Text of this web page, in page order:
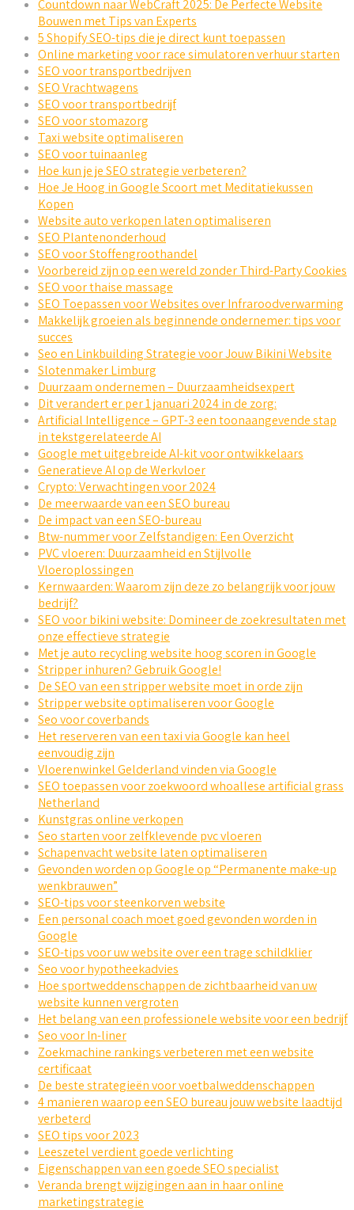
Countdown naar WebCraft 2025: De Perfecte Website
Bouwen met Tips van Experts
5 Shopify SEO-tips die je direct kunt toepassen
Online marketing voor race simulatoren verhuur starten
SEO voor transportbedrijven
SEO Vrachtwagens
SEO voor transportbedrijf
SEO voor stomazorg
Taxi website optimaliseren
SEO voor tuinaanleg
Hoe kun je je SEO strategie verbeteren?
Hoe Je Hoog in Google Scoort met Meditatiekussen
Kopen
Website auto verkopen laten optimaliseren
SEO Plantenonderhoud
SEO voor Stoffengroothandel
Voorbereid zijn op een wereld zonder Third-Party Cookies
SEO voor thaise massage
SEO Toepassen voor Websites over Infraroodverwarming
Makkelijk groeien als beginnende ondernemer: tips voor
succes
Seo en Linkbuilding Strategie voor Jouw Bikini Website
Slotenmaker Limburg
Duurzaam ondernemen – Duurzaamheidsexpert
Dit verandert er per 1 januari 2024 in de zorg:
Artificial Intelligence – GPT-3 een toonaangevende stap
in tekstgerelateerde AI
Google met uitgebreide AI-kit voor ontwikkelaars
Generatieve AI op de Werkvloer
Crypto: Verwachtingen voor 2024
De meerwaarde van een SEO bureau
De impact van een SEO-bureau
Btw-nummer voor Zelfstandigen: Een Overzicht
PVC vloeren: Duurzaamheid en Stijlvolle
Vloeroplossingen
Kernwaarden: Waarom zijn deze zo belangrijk voor jouw
bedrijf?
SEO voor bikini website: Domineer de zoekresultaten met
onze effectieve strategie
Met je auto recycling website hoog scoren in Google
Stripper inhuren? Gebruik Google!
De SEO van een stripper website moet in orde zijn
Stripper website optimaliseren voor Google
Seo voor coverbands
Het reserveren van een taxi via Google kan heel
eenvoudig zijn
Vloerenwinkel Gelderland vinden via Google
SEO toepassen voor zoekwoord whoallese artificial grass
Netherland
Kunstgras online verkopen
Seo starten voor zelfklevende pvc vloeren
Schapenvacht website laten optimaliseren
Gevonden worden op Google op “Permanente make-up
wenkbrauwen”
SEO-tips voor steenkorven website
Een personal coach moet goed gevonden worden in
Google
SEO-tips voor uw website over een trage schildklier
Seo voor hypotheekadvies
Hoe sportweddenschappen de zichtbaarheid van uw
website kunnen vergroten
Het belang van een professionele website voor een bedrijf
Seo voor In-liner
Zoekmachine rankings verbeteren met een website
certificaat
De beste strategieën voor voetbalweddenschappen
4 manieren waarop een SEO bureau jouw website laadtijd
verbeterd
SEO tips voor 2023
Leeszetel verdient goede verlichting
Eigenschappen van een goede SEO specialist
Veranda brengt wijzigingen aan in haar online
marketingstrategie